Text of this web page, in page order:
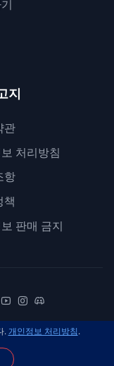
지
관
처리방침
항
책
판매 금지
한국어
. 개인정보 처리방침 .